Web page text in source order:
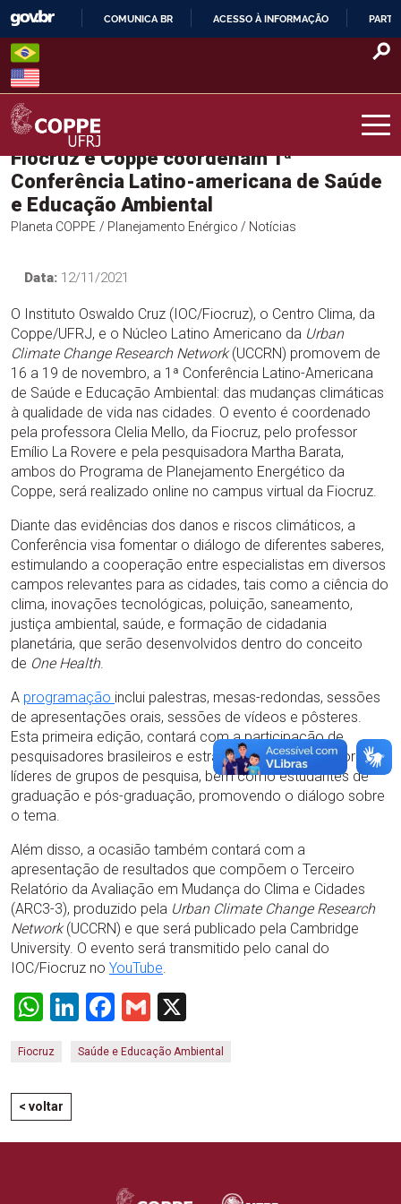
Skip
content
O
COMUNICA BR ACESSO À INFORMAÇÃO
COPPE – UFRJ
Fiocruz e Coppe coordenam 1ª
Conferência Latino-americana de Saúde
e Educação Ambiental
Planeta COPPE / Planejamento Enérgico / Notícias
Data: 12/11/2021
O Instituto Oswaldo Cruz (IOC/Fiocruz), o Centro Clima, da
Coppe/UFRJ, e o Núcleo Latino Americano da Urban
Climate Change Research Network(UCCRN) promovem de
16 a 19 de novembro, a 1ª Conferência Latino-Americana
de Saúde e Educação Ambiental: das mudanças climáticas
à qualidade de vida nas cidades. O evento é coordenado
pela professora Clelia Mello, da Fiocruz, pelo professor
Emílio La Rovere e pela pesquisadora Martha Barata,
ambos do Programa de Planejamento Energético da
Coppe, será realizado online no campus virtual da Fiocruz.
Diante das evidências dos danos e riscos climáticos, a
Conferência visa fomentar o diálogo de diferentes saberes,
estimulando a cooperação entre especialistas em diversos
campos relevantes para as cidades, tais como a ciência do
clima, inovações tecnológicas, poluição, saneamento,
justiça ambiental, saúde, e formação de cidadania
planetária, que serão desenvolvidos dentro do conceito
de One Health.
A programação inclui palestras, mesas-redondas, sessões
de apresentações orais, sessões de vídeos e pôsteres.
Esta primeira edição, contará com a participação de
pesquisadores brasileiros e estrangeiros, coordenadores e
líderes de grupos de pesquisa, bem como estudantes de
graduação e pós-graduação, promovendo o diálogo sobre
o tema.
Além disso, a ocasião também contará com a
apresentação de resultados que compõem o Terceiro
Relatório da Avaliação em Mudança do Clima e Cidades
(ARC3-3), produzido pela Urban Climate Change Research
Network(UCCRN) e que será publicado pela Cambridge
University. O evento será transmitido pelo canal do
IOC/Fiocruz no YouTube.
WhatsApp
LinkedIn
Facebook
Gmail
Fiocruz Saúde e Educação Ambiental
< voltar